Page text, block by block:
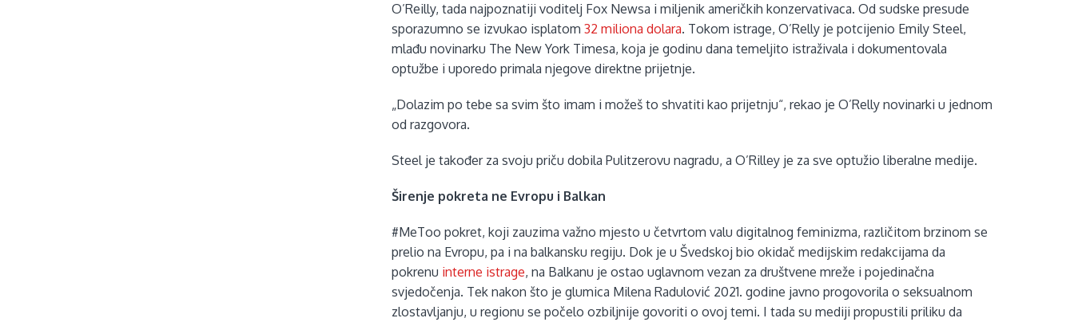
O’Reilly, tada najpoznatiji voditelj Fox Newsa i miljenik američkih konzervativaca. Od sudske presude
sporazumno se izvukao isplatom32 miliona dolara. Tokom istrage, O’Relly je potcijenio Emily Steel,
mlađu novinarku The New York Timesa, koja je godinu dana temeljito istraživala i dokumentovala
optužbe i uporedo primala njegove direktne prijetnje.
„Dolazim po tebe sa svim što imam i možeš to shvatiti kao prijetnju“, rekao je O’Relly novinarki u jednom
od razgovora.
Steel je također za svoju priču dobila Pulitzerovu nagradu, a O’Rilley je za sve optužio liberalne medije.
Širenje pokreta ne Evropu i Balkan
#MeToo pokret, koji zauzima važno mjesto u četvrtom valu digitalnog feminizma, različitom brzinom se
prelio na Evropu, pa i na balkansku regiju. Dok je u Švedskoj bio okidač medijskim redakcijama da
pokrenu interne istrage, na Balkanu je ostao uglavnom vezan za društvene mreže i pojedinačna
svjedočenja. Tek nakon što je glumica Milena Radulović 2021. godine javno progovorila o seksualnom
zlostavljanju, u regionu se počelo ozbiljnije govoriti o ovoj temi. I tada su mediji propustili priliku da